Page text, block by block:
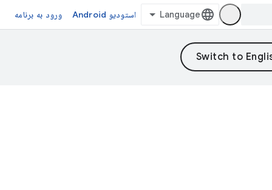
استودیو Android ورود به برنامه